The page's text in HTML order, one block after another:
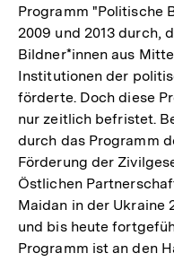
Programm "Politische
2009 und 2013 durch,
Bildner*innen aus
Institutionen der
förderte. Doch diese
nur zeitlich befristet.
durch das Programm
Förderung der
Östlichen
Maidan in der Ukraine
und bis heute
Programm ist an den